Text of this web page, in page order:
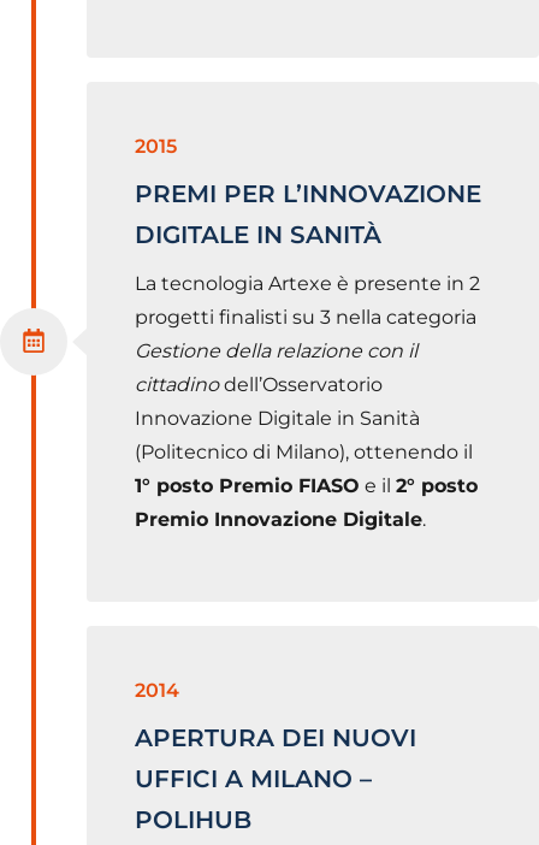
2015
PREMI PER L’INNOVAZIONE
DIGITALE IN SANITÀ
La tecnologia Artexe è presente in 2
progetti finalisti su 3 nella categoria
Gestione della relazione con il
cittadinodell’Osservatorio
Innovazione Digitale in Sanità
(Politecnico di Milano), ottenendo il
1° posto Premio FIASO e il 2° posto
Premio Innovazione Digitale.
2014
APERTURA DEI NUOVI
UFFICI A MILANO –
POLIHUB